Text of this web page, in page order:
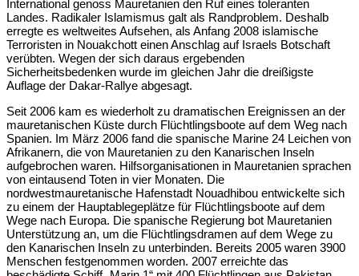
International genoss Mauretanien den Ruf eines toleranten
Landes. Radikaler Islamismus galt als Randproblem. Deshalb
erregte es weltweites Aufsehen, als Anfang 2008 islamische
Terroristen in Nouakchott einen Anschlag auf Israels Botschaft
verübten. Wegen der sich daraus ergebenden
Sicherheitsbedenken wurde im gleichen Jahr die dreißigste
Auflage der Dakar-Rallye abgesagt.
Seit 2006 kam es wiederholt zu dramatischen Ereignissen an der
mauretanischen Küste durch Flüchtlingsboote auf dem Weg nach
Spanien. Im März 2006 fand die spanische Marine 24 Leichen von
Afrikanern, die von Mauretanien zu den Kanarischen Inseln
aufgebrochen waren. Hilfsorganisationen in Mauretanien sprachen
von eintausend Toten in vier Monaten. Die
nordwestmauretanische Hafenstadt Nouadhibou entwickelte sich
zu einem der Hauptablegeplätze für Flüchtlingsboote auf dem
Wege nach Europa. Die spanische Regierung bot Mauretanien
Unterstützung an, um die Flüchtlingsdramen auf dem Wege zu
den Kanarischen Inseln zu unterbinden. Bereits 2005 waren 3900
Menschen festgenommen worden. 2007 erreichte das